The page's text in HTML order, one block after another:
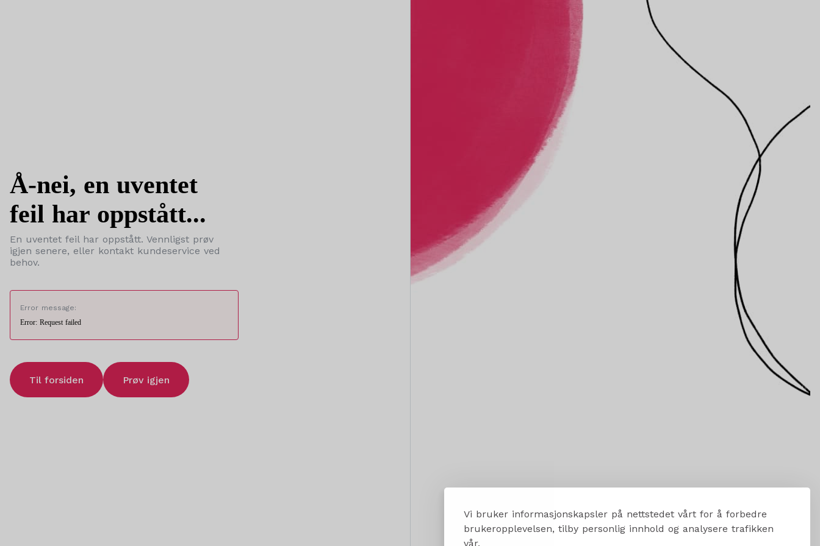
Vi bruker informasjonskapsler på nettstedet vårt for å forbedre
brukeropplevelsen, tilby personlig innhold og analysere trafikken
vår.
Å-nei, en uventet
feil har oppstått...
En uventet feil har oppstått. Vennligst prøv
igjen senere, eller kontakt kundeservice ved
behov.
Error message:
Error: Request failed
Til forsiden Prøv igjen